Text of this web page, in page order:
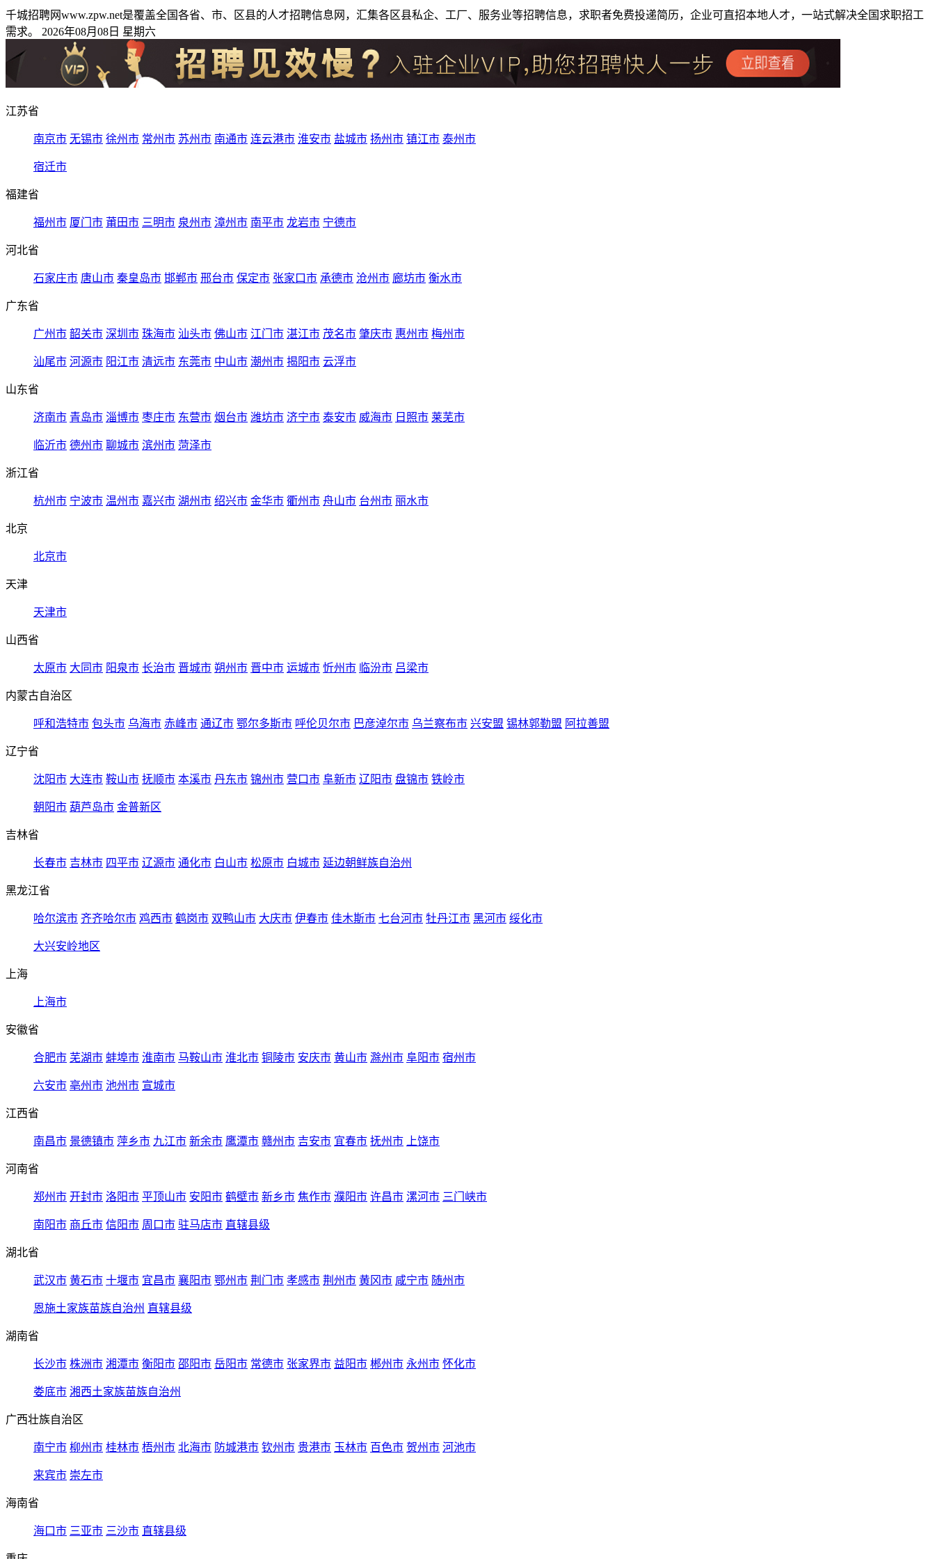
千城招聘网www.zpw.net是覆盖全国各省、市、区县的人才招聘信息网，汇集各区县私企、工厂、服务业等招聘信息，求职者免费投递简历，企业可直招本地人才，一站式解决全国求职招工
需求。 2026年08月08日 星期六
江苏省
南京市 无锡市 徐州市 常州市 苏州市 南通市 连云港市 淮安市 盐城市 扬州市 镇江市 泰州市
宿迁市
福建省
福州市 厦门市 莆田市 三明市 泉州市 漳州市 南平市 龙岩市 宁德市
河北省
石家庄市 唐山市 秦皇岛市 邯郸市 邢台市 保定市 张家口市 承德市 沧州市 廊坊市 衡水市
广东省
广州市 韶关市 深圳市 珠海市 汕头市 佛山市 江门市 湛江市 茂名市 肇庆市 惠州市 梅州市
汕尾市 河源市 阳江市 清远市 东莞市 中山市 潮州市 揭阳市 云浮市
山东省
济南市 青岛市 淄博市 枣庄市 东营市 烟台市 潍坊市 济宁市 泰安市 威海市 日照市 莱芜市
临沂市 德州市 聊城市 滨州市 菏泽市
浙江省
杭州市 宁波市 温州市 嘉兴市 湖州市 绍兴市 金华市 衢州市 舟山市 台州市 丽水市
北京
北京市
天津
天津市
山西省
太原市 大同市 阳泉市 长治市 晋城市 朔州市 晋中市 运城市 忻州市 临汾市 吕梁市
内蒙古自治区
呼和浩特市 包头市 乌海市 赤峰市 通辽市 鄂尔多斯市 呼伦贝尔市 巴彦淖尔市 乌兰察布市 兴安盟 锡林郭勒盟 阿拉善盟
辽宁省
沈阳市 大连市 鞍山市 抚顺市 本溪市 丹东市 锦州市 营口市 阜新市 辽阳市 盘锦市 铁岭市
朝阳市 葫芦岛市 金普新区
吉林省
长春市 吉林市 四平市 辽源市 通化市 白山市 松原市 白城市 延边朝鲜族自治州
黑龙江省
哈尔滨市 齐齐哈尔市 鸡西市 鹤岗市 双鸭山市 大庆市 伊春市 佳木斯市 七台河市 牡丹江市 黑河市 绥化市
大兴安岭地区
上海
上海市
安徽省
合肥市 芜湖市 蚌埠市 淮南市 马鞍山市 淮北市 铜陵市 安庆市 黄山市 滁州市 阜阳市 宿州市
六安市 亳州市 池州市 宣城市
江西省
南昌市 景德镇市 萍乡市 九江市 新余市 鹰潭市 赣州市 吉安市 宜春市 抚州市 上饶市
河南省
郑州市 开封市 洛阳市 平顶山市 安阳市 鹤壁市 新乡市 焦作市 濮阳市 许昌市 漯河市 三门峡市
南阳市 商丘市 信阳市 周口市 驻马店市 直辖县级
湖北省
武汉市 黄石市 十堰市 宜昌市 襄阳市 鄂州市 荆门市 孝感市 荆州市 黄冈市 咸宁市 随州市
恩施土家族苗族自治州 直辖县级
湖南省
长沙市 株洲市 湘潭市 衡阳市 邵阳市 岳阳市 常德市 张家界市 益阳市 郴州市 永州市 怀化市
娄底市 湘西土家族苗族自治州
广西壮族自治区
南宁市 柳州市 桂林市 梧州市 北海市 防城港市 钦州市 贵港市 玉林市 百色市 贺州市 河池市
来宾市 崇左市
海南省
海口市 三亚市 三沙市 直辖县级